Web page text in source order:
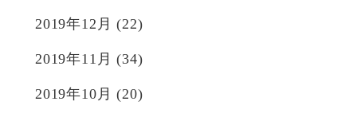
2019年12月 (22)
2019年11月 (34)
2019年10月 (20)